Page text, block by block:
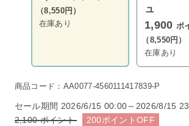
（8,550円）
在庫あり
ュ
1,900 ポ
（8,550円）
在庫あり
商品コード：AA0077-4560111417839-P
セール期間 2026/6/15 00:00～2026/8/15
2,100ポイント 200ポイントOFF